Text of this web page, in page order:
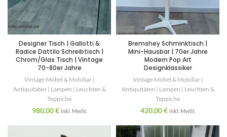
Designer Tisch | Gallotti &
Radice Dattilo Schreibtisch |
Chrom/Glas Tisch | Vintage
70-80er Jahre
Vintage Möbel & Mobiliar |
Antiquitäten | Lampen | Leuchten &
Teppiche
980,00€ inkl. MwSt.
Bremshey Schminktisch |
Mini-Hausbar | 70er Jahre
Modern Pop Art
Designklassiker
Vintage Möbel & Mobiliar |
Antiquitäten | Lampen | Leuchten &
Teppiche
420,00€ inkl. MwSt.